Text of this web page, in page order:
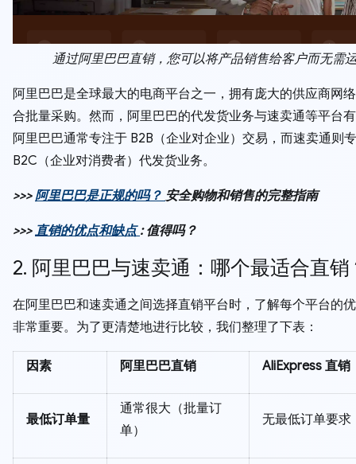
通过阿里巴巴直销，您可以将产品销售给客户而无需
阿里巴巴是全球最大的电商平台之一，拥有庞大的供应商网
合批量采购。然而，阿里巴巴的代发货业务与速卖通等平台
阿里巴巴通常专注于 B2B（企业对企业）交易，而速卖通则
B2C（企业对消费者）代发货业务。
>>>阿里巴巴是正规的吗？安全购物和销售的完整指南
>>>直销的优点和缺点: 值得吗？
2. 阿里巴巴与速卖通：哪个最适合直销
在阿里巴巴和速卖通之间选择直销平台时，了解每个平台的
非常重要。为了更清楚地进行比较，我们整理了下表：
因素 阿里巴巴直销 AliExpress 直销
最低订单量
通常很大（批量订
单）
无最低订单要求